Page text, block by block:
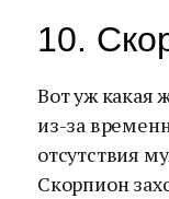
10.
Вот уж какая
из-за
отсутствия
Скорпион